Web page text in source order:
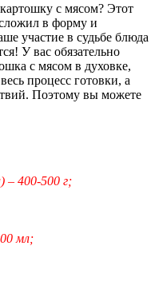
с мясом? Этот
сложил в форму и
участие в судьбе блюда
У вас обязательно
с мясом в духовке,
процесс готовки, а
Поэтому вы можете
– 400-500 г;
мл;